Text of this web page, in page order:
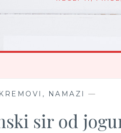
NAMAZI —
sir od